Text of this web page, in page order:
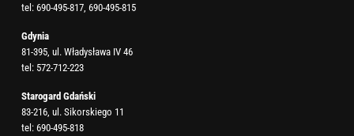
tel: 690-495-817 690-495-815
Gdynia
81-395, ul. Władysława IV 46
tel: 572-712-223
Starogard Gdański
83-216, ul. Sikorskiego 11
tel: 690-495-818